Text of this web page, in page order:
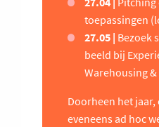
toepassingen
27.05 | Bezoek
beeld bij
Warehousing
Doorheen het
eveneens ad hoc